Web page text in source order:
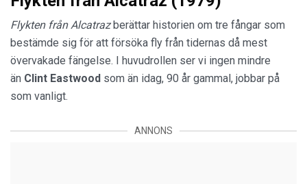
Flykten från Alcatraz berättar historien om tre fångar som
bestämde sig för att försöka fly från tidernas då mest
övervakade fängelse. I huvudrollen ser vi ingen mindre
än Clint Eastwood som än idag, 90 år gammal, jobbar på
som vanligt.
ANNONS